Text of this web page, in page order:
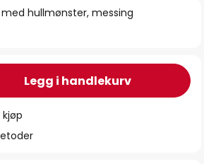
hullmønster, messing
Legg i handlekurv